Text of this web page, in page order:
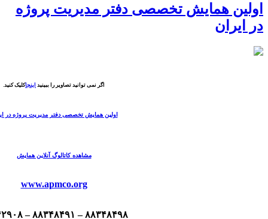
اولین همایش تخصصی دفتر مدیریت پروژه
در ایران
اگر نمی توانید تصاویر را ببینید اینجاکلیک کنید.
اولین همایش تخصصی دفتر مدیریت پروژه در
مشاهده کاتالوگ آنلاین همایش
www.apmco.org
۸۸۳۴۸۴۹۸ – ۸۸۳۴۸۴۹۱ – ۸۸۳۴۲۹۰۸